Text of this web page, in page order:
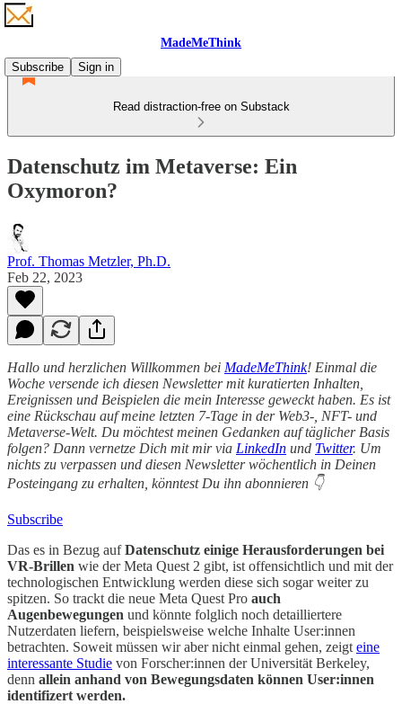
MadeMeThink
Subscribe
Sign in
Read distraction-free on Substack
Datenschutz im Metaverse: Ein
Oxymoron?
Prof. Thomas Metzler, Ph.D.
Feb 22, 2023
Hallo und herzlichen Willkommen bei MadeMeThink! Einmal die
Woche versende ich diesen Newsletter mit kuratierten Inhalten,
Ereignissen und Beispielen die mein Interesse geweckt haben. Es ist
eine Rückschau auf meine letzten 7-Tage in der Web3-, NFT- und
Metaverse-Welt. Du möchtest meinen Gedanken auf täglicher Basis
folgen? Dann vernetze Dich mit mir via LinkedIn und Twitter. Um
nichts zu verpassen und diesen Newsletter wöchentlich in Deinen
Posteingang zu erhalten, könntest Du ihn abonnieren 👇
Subscribe
Das es in Bezug aufDatenschutz einige Herausforderungen bei
VR-Brillen wie der Meta Quest 2 gibt, ist offensichtlich und mit der
technologischen Entwicklung werden diese sich sogar weiter zu
spitzen. So trackt die neue Meta Quest Pro auch
Augenbewegungen und könnte folglich noch detailliertere
Nutzerdaten liefern, beispielsweise welche Inhalte User:innen
betrachten. Soweit müssen wir aber nicht einmal gehen, zeigt eine
interessante Studie von Forscher:innen der Universität Berkeley,
denn allein anhand von Bewegungsdaten können User:innen
identifizert werden.